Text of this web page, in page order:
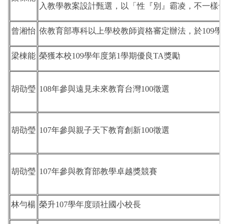
入教學教案設計甄選，以「性『別』霸凌，不一樣
曾湘怡 依教育部專科以上學校教師資格審定辦法，於109學
梁棟能 榮獲本校109學年度第1學期優良TA獎勵
胡劭瑩 108年參與遠見未來教育台灣100徵選
胡劭瑩 107年參與親子天下教育創新100徵選
胡劭瑩 107年參與教育部教學卓越獎競賽
林勻楊 榮升107學年度頭社國小校長